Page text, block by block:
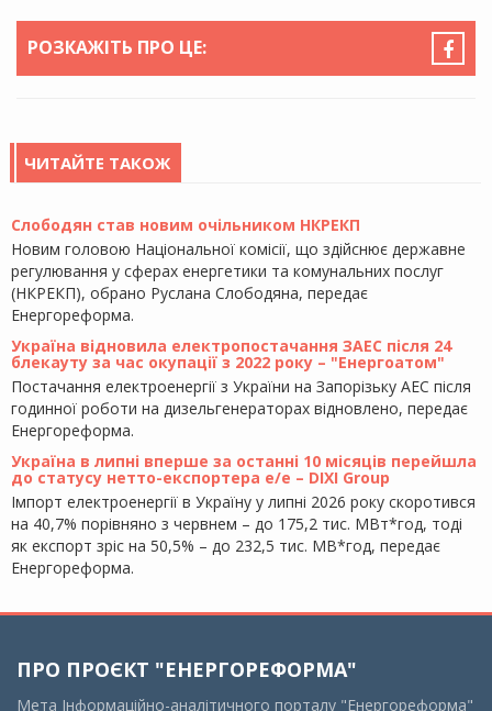
РОЗКАЖІТЬ ПРО ЦЕ:
ЧИТАЙТЕ ТАКОЖ
Слободян став новим очільником НКРЕКП
Новим головою Національної комісії, що здійснює державне
регулювання у сферах енергетики та комунальних послуг
(НКРЕКП), обрано Руслана Слободяна, передає
Енергореформа.
Україна відновила електропостачання ЗАЕС після 24
блекауту за час окупації з 2022 року – "Енергоатом"
Постачання електроенергії з України на Запорізьку АЕС після
годинної роботи на дизельгенераторах відновлено, передає
Енергореформа.
Україна в липні вперше за останні 10 місяців перейшла
до статусу нетто-експортера е/е – DIXI Group
Імпорт електроенергії в Україну у липні 2026 року скоротився
на 40,7% порівняно з червнем – до 175,2 тис. МВт*год, тоді
як експорт зріс на 50,5% – до 232,5 тис. МВ*год, передає
Енергореформа.
ПРО ПРОЄКТ "ЕНЕРГОРЕФОРМА"
Мета Інформаційно-аналітичного порталу "Енергореформа"